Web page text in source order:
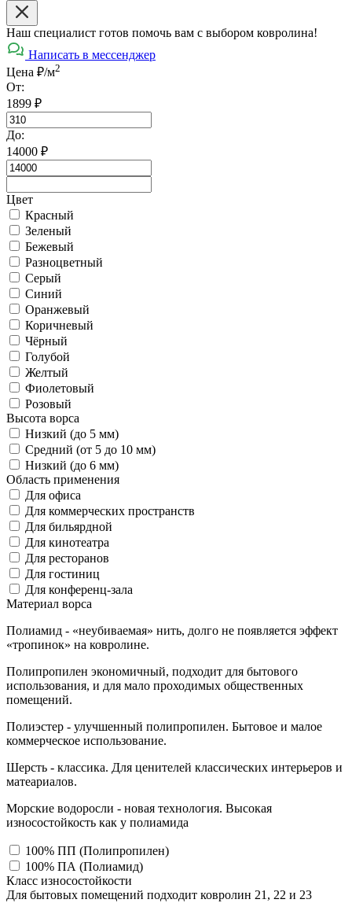
Наш специалист готов помочь вам с выбором ковролина!
Написать в мессенджер
Цена ₽/м2
От:
1899 ₽
До:
14000 ₽
Цвет
Красный
Зеленый
Бежевый
Разноцветный
Серый
Синий
Оранжевый
Коричневый
Чёрный
Голубой
Желтый
Фиолетовый
Розовый
Высота ворса
Низкий (до 5 мм)
Средний (от 5 до 10 мм)
Низкий (до 6 мм)
Область применения
Для офиса
Для коммерческих пространств
Для бильярдной
Для кинотеатра
Для ресторанов
Для гостиниц
Для конференц-зала
Материал ворса
Полиамид - «неубиваемая» нить, долго не появляется эффект
«тропинок» на ковролине.
Полипропилен экономичный, подходит для бытового
использования, и для мало проходимых общественных
помещений.
Полиэстер - улучшенный полипропилен. Бытовое и малое
коммерческое использование.
Шерсть - классика. Для ценителей классических интерьеров и
матеариалов.
Морские водоросли - новая технология. Высокая
износостойкость как у полиамида
100% ПП (Полипропилен)
100% ПА (Полиамид)
Класс износостойкости
Для бытовых помещений подходит ковролин 21, 22 и 23